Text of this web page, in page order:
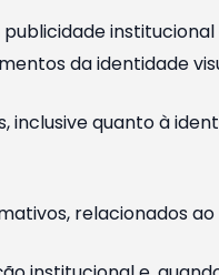
da identidade
quanto à
relacionados